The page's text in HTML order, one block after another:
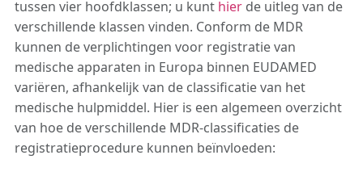
tussen vier hoofdklassen; u kunt hier de uitleg van de
verschillende klassen vinden. Conform de MDR
kunnen de verplichtingen voor registratie van
medische apparaten in Europa binnen EUDAMED
variëren, afhankelijk van de classificatie van het
medische hulpmiddel. Hier is een algemeen overzicht
van hoe de verschillende MDR-classificaties de
registratieprocedure kunnen beïnvloeden: